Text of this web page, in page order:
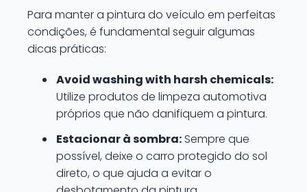
Para manter a pintura do veículo em perfeitas
condições, é fundamental seguir algumas
dicas práticas:
Avoid washing with harsh chemicals:
Utilize produtos de limpeza automotiva
próprios que não danifiquem a pintura.
Estacionar à sombra: Sempre que
possível, deixe o carro protegido do sol
direto, o que ajuda a evitar o